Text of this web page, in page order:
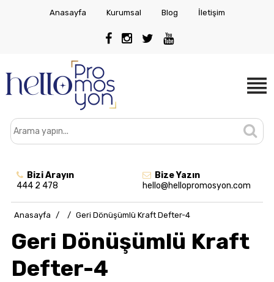
Anasayfa Kurumsal Blog İletişim
Bizi Arayın
444 2 478
Bize Yazın
hello@hellopromosyon.com
Anasayfa / / Geri Dönüşümlü Kraft Defter-4
Geri Dönüşümlü Kraft
Defter-4